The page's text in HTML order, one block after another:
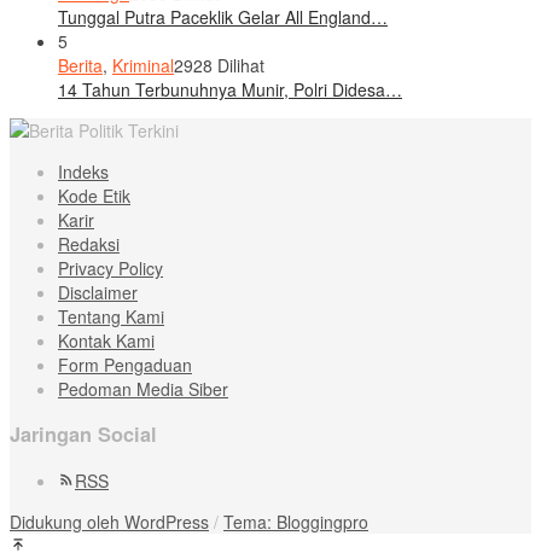
Tunggal Putra Paceklik Gelar All England…
5
Berita, Kriminal2928 Dilihat
14 Tahun Terbunuhnya Munir, Polri Didesa…
Indeks
Kode Etik
Karir
Redaksi
Privacy Policy
Disclaimer
Tentang Kami
Kontak Kami
Form Pengaduan
Pedoman Media Siber
Jaringan Social
RSS
Didukung oleh WordPress / Tema: Bloggingpro